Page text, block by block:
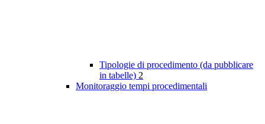
Tipologie di procedimento (da pubblicare
in tabelle) 2
Monitoraggio tempi procedimentali